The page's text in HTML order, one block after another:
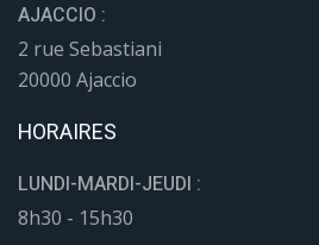
AJACCIO :
2 rue Sebastiani
20000 Ajaccio
HORAIRES
LUNDI-MARDI-JEUDI :
8h30 - 15h30